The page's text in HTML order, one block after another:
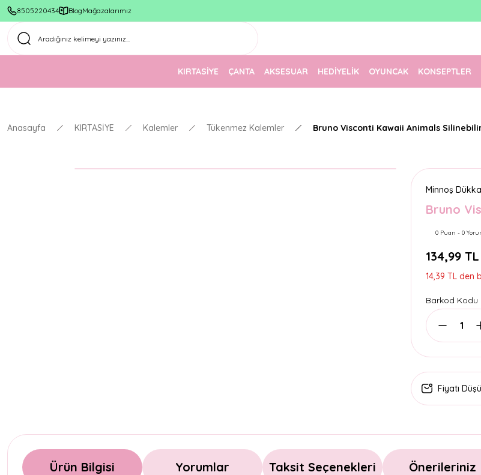
8505220434 BlogMağazalarımız
1500 TL Üzeri Ücretsiz Kargo
KIRTASİYE ÇANTA AKSESUAR HEDİYELİK OYUNCAK KONSEPTLER
Anasayfa KIRTASİYE Kalemler Tükenmez Kalemler Bruno Visconti Kawaii Animals
Minnoş
Bruno
0 Puan - 0
134,99 TL
14,39 TL den
Barkod Kodu
Fiyatı
Ürün Bilgisi Yorumlar Taksit Seçenekleri Önerileriniz